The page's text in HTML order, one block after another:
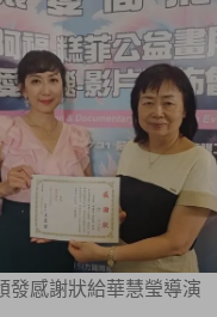
發感謝狀給華慧瑩導演